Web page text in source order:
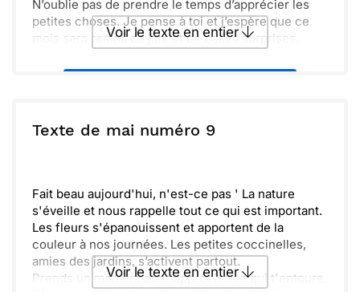
N’oublie pas de prendre le temps d’apprécier les
petites choses. Je pense à toi et j’espère que ce
mois sera rempli de joie et de belles surprises.
Voir le texte en entier
ou : Copier Recevoir par mail
Texte de mai numéro 9
Fait beau aujourd'hui, n'est-ce pas ' La nature
s'éveille et nous rappelle tout ce qui est important.
Les fleurs s'épanouissent et apportent de la
couleur à nos journées. Les petites coccinelles,
amies des jardins, s’activent partout.
Prends un moment pour apprécier ce qui t'entoure.
Voir le texte en entier